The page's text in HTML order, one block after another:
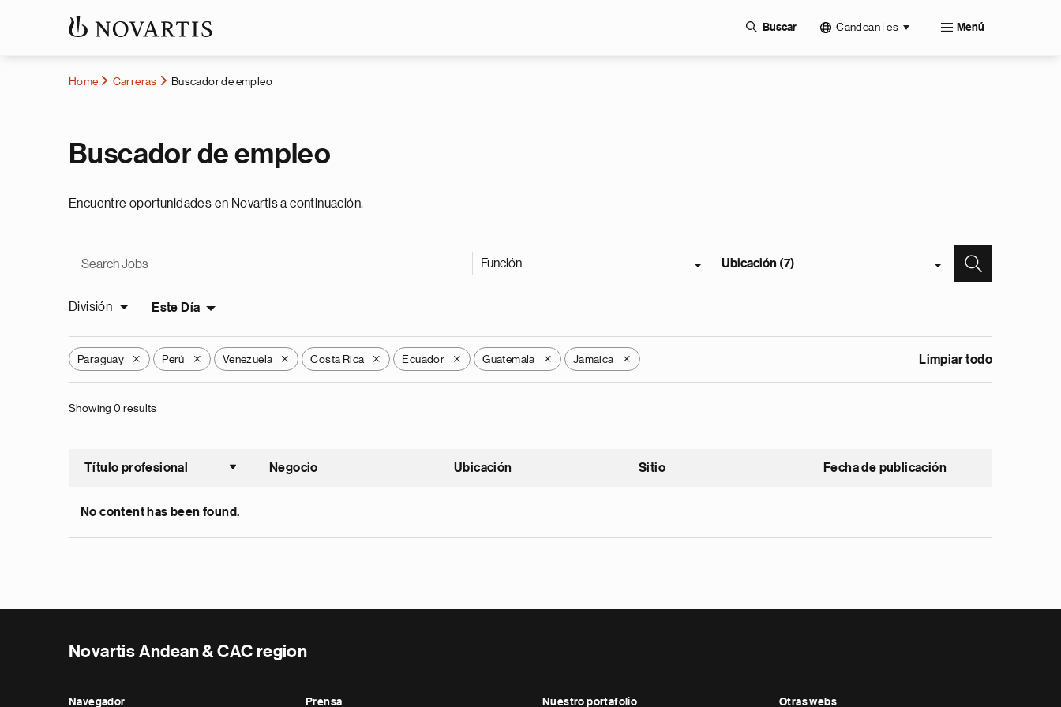
Buscar Candean | es Menú
Home Carreras Buscador de empleo
Buscador de empleo
Encuentre oportunidades en Novartis a continuación.
Función Ubicación (7)
División Este Día
Paraguay X Perú X Venezuela X Costa Rica X Ecuador X Guatemala X Jamaica X Limpiar todo
Showing 0 results
Título profesional
Ordenar ascendente
Negocio Ubicación Sitio Fecha de publicación
No content has been found.
Novartis Andean & CAC region
Navegador Prensa Nuestro portafolio Otras webs